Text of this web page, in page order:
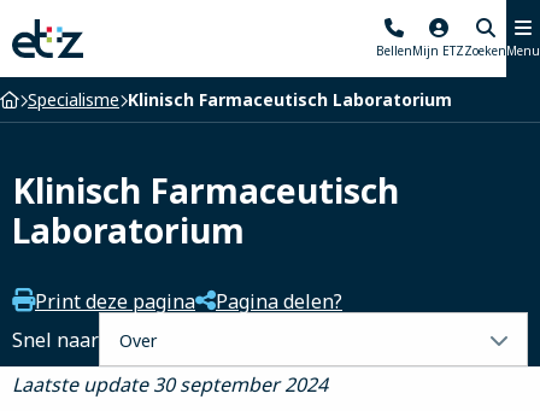
Elisabeth-
TweeSteden
Ziekenhuis
BellenMijn ETZZoekenMenu
Home
Specialisme Klinisch Farmaceutisch Laboratorium
Klinisch Farmaceutisch
Laboratorium
Print deze pagina
Pagina delen?
Snel naar
tabblad
Laatste update 30 september 2024